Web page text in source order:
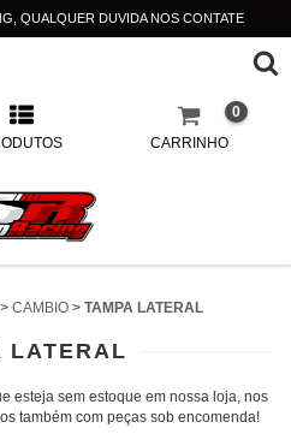
QUALQUER DUVIDA NOS CONTATE
CARRINHO
0
> CAMBIO > TAMPA LATERAL
LATERAL
esteja sem estoque em nossa loja, nos
também com peças sob encomenda!